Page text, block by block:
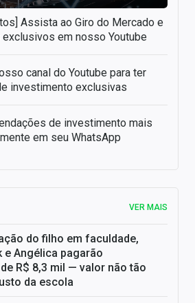
Assista ao Giro do Mercado e
em nosso Youtube
canal do Youtube para ter
investimento exclusivas
de investimento mais
em seu WhatsApp
VER MAIS
do filho em faculdade,
e Angélica pagarão
R$ 8,3 mil — valor não tão
da escola